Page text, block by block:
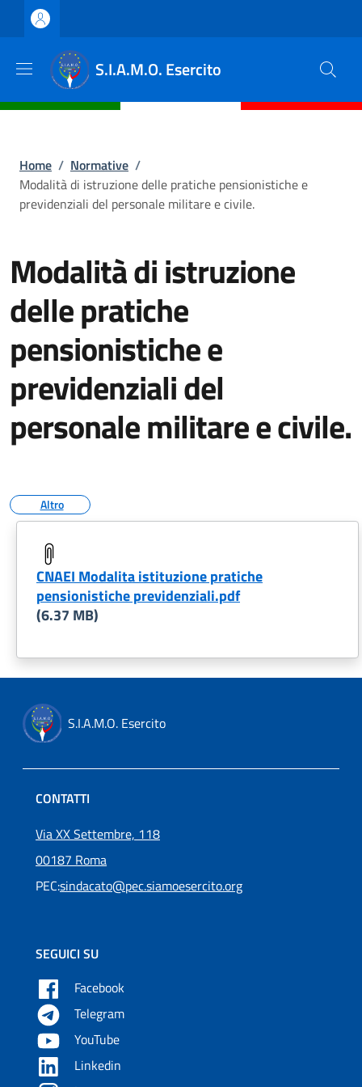
Salta al contenuto principale
Skip to footer content
S.I.A.M.O. Esercito
Briciole di pane
Home / Normative /
Modalità di istruzione delle pratiche pensionistiche e
previdenziali del personale militare e civile.
Modalità di istruzione
delle pratiche
pensionistiche e
previdenziali del
personale militare e civile.
Altro
CNAEI Modalita istituzione pratiche
pensionistiche previdenziali.pdf
(6.37 MB)
S.I.A.M.O. Esercito
CONTATTI
Via XX Settembre, 118
00187 Roma
PEC:sindacato@pec.siamoesercito.org
SEGUICI SU
Facebook
Telegram
YouTube
Linkedin